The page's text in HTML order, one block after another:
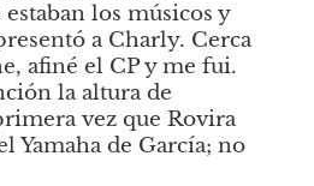
los músicos y
a Charly. Cerca
afiné el CP y me fui.
la altura de
vez que Rovira
Yamaha de García; no